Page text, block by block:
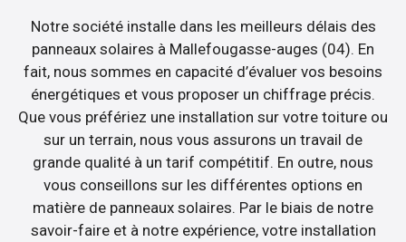
Notre société installe dans les meilleurs délais des
panneaux solaires à Mallefougasse-auges (04). En
fait, nous sommes en capacité d’évaluer vos besoins
énergétiques et vous proposer un chiffrage précis.
Que vous préfériez une installation sur votre toiture ou
sur un terrain, nous vous assurons un travail de
grande qualité à un tarif compétitif. En outre, nous
vous conseillons sur les différentes options en
matière de panneaux solaires. Par le biais de notre
savoir-faire et à notre expérience, votre installation